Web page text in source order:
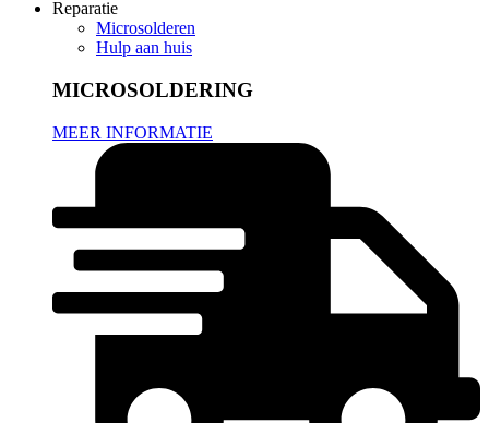
Reparatie
Microsolderen
Hulp aan huis
MICROSOLDERING
MEER INFORMATIE